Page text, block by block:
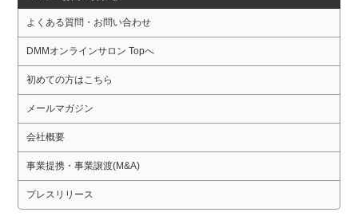
よくある質問・お問い合わせ
DMMオンラインサロン Topへ
初めての方はこちら
メールマガジン
会社概要
事業提携・事業譲渡(M&A)
プレスリリース